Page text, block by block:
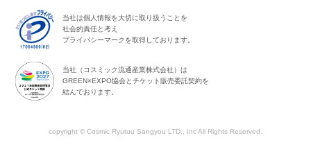
当社は個人情報を大切に取り扱うことを
社会的責任と考え
プライバシーマークを取得しております。
当社（コスミック流通産業株式会社）は
GREEN×EXPO協会とチケット販売委託契約を
結んでおります。
copyright © Cosmic Ryutuu Sangyou LTD., Inc All Rights Reserved.